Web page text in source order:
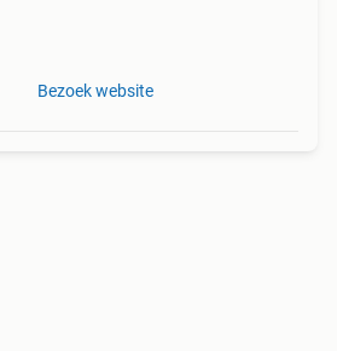
Bezoek website